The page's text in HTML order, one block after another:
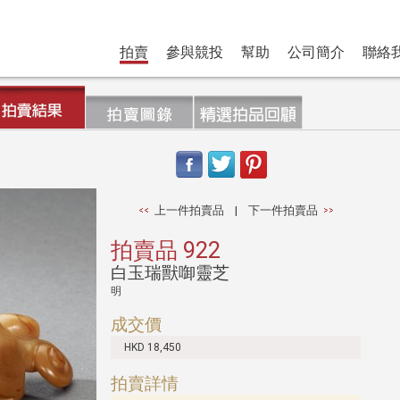
拍賣 參與競投 幫助 公司簡介 聯絡
上一件拍賣品 | 下一件拍賣品
拍賣品 922
白玉瑞獸啣靈芝
明
成交價
HKD 18,450
拍賣詳情